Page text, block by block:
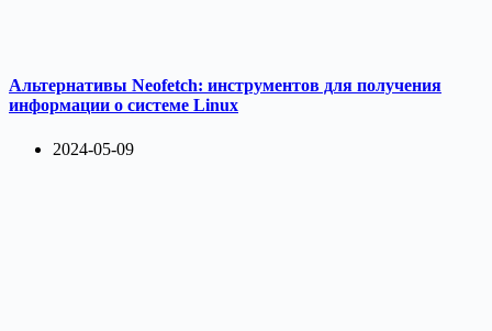
Альтернативы Neofetch: инструментов для получения
информации о системе Linux
2024-05-09